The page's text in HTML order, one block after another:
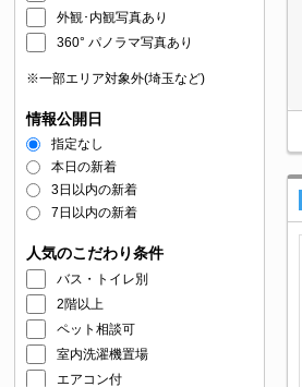
外観･内観写真あり
360° パノラマ写真あり
※一部エリア対象外(埼玉など)
情報公開日
指定なし
本日の新着
3日以内の新着
7日以内の新着
人気のこだわり条件
バス・トイレ別
2階以上
ペット相談可
室内洗濯機置場
エアコン付